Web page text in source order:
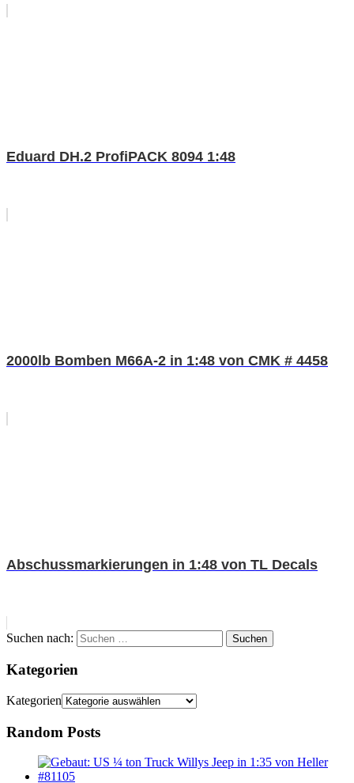
Eduard DH.2 ProfiPACK 8094 1:48
2000lb Bomben M66A-2 in 1:48 von CMK # 4458
Abschussmarkierungen in 1:48 von TL Decals
Suchen nach: Suchen
Kategorien
Kategorien
Random Posts